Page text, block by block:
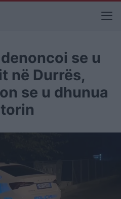
se u
në Durrës,
se u dhunua